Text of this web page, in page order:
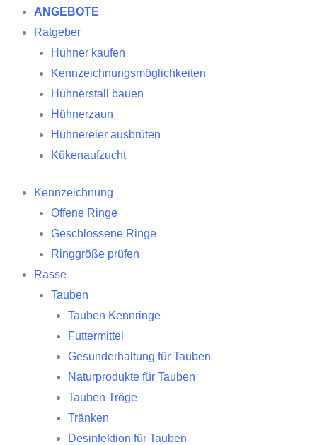
ANGEBOTE
Ratgeber
Hühner kaufen
Kennzeichnungsmöglichkeiten
Hühnerstall bauen
Hühnerzaun
Hühnereier ausbrüten
Kükenaufzucht
Kennzeichnung
Offene Ringe
Geschlossene Ringe
Ringgröße prüfen
Rasse
Tauben
Tauben Kennringe
Futtermittel
Gesunderhaltung für Tauben
Naturprodukte für Tauben
Tauben Tröge
Tränken
Desinfektion für Tauben